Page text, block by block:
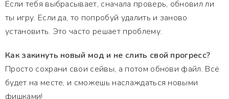
Если тебя выбрасывает, сначала проверь, обновил ли
ты игру. Если да, то попробуй удалить и заново
установить. Это часто решает проблему.
Как закинуть новый мод и не слить свой прогресс?
Просто сохрани свои сейвы, а потом обнови файл. Всё
будет на месте, и сможешь наслаждаться новыми
фишками!